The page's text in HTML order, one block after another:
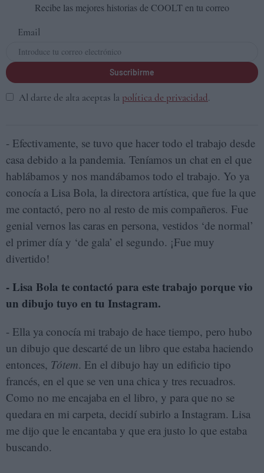
Recibe las mejores historias de COOLT en tu correo
Email
Suscribirme
Al darte de alta aceptas la política de privacidad.
- Efectivamente, se tuvo que hacer todo el trabajo desde
casa debido a la pandemia. Teníamos un chat en el que
hablábamos y nos mandábamos todo el trabajo. Yo ya
conocía a Lisa Bola, la directora artística, que fue la que
me contactó, pero no al resto de mis compañeros. Fue
genial vernos las caras en persona, vestidos ‘de normal’
el primer día y ‘de gala’ el segundo. ¡Fue muy
divertido!
- Lisa Bola te contactó para este trabajo porque vio
un dibujo tuyo en tu Instagram.
- Ella ya conocía mi trabajo de hace tiempo, pero hubo
un dibujo que descarté de un libro que estaba haciendo
entonces, Tótem. En el dibujo hay un edificio tipo
francés, en el que se ven una chica y tres recuadros.
Como no me encajaba en el libro, y para que no se
quedara en mi carpeta, decidí subirlo a Instagram. Lisa
me dijo que le encantaba y que era justo lo que estaba
buscando.